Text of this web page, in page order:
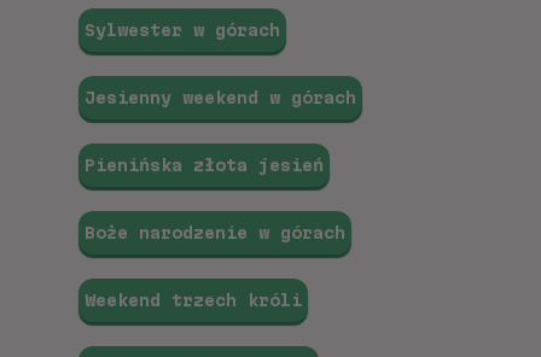
Sylwester w górach
Jesienny weekend w górach
Pienińska złota jesień
Boże narodzenie w górach
Weekend trzech króli